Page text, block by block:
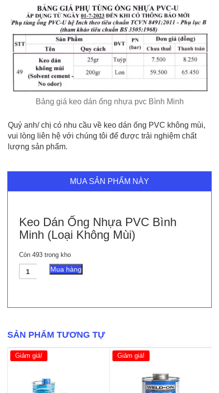
Bảng giá keo dán ống nhựa pvc Bình Minh
Quý anh/ chị có nhu cầu về keo dán ống PVC không mùi,
vui lòng liên hệ với chúng tôi để được trải nghiệm chất
lượng sản phẩm.
MUA SẢN PHẨM NÀY
Keo Dán Ống Nhựa PVC Bình
Minh (Loại Không Mùi)
Còn 493 trong kho
Keo
Dán
Không
Mùi)
số
Mua hàng
SẢN PHẨM TƯƠNG TỰ
Giảm giá! Giảm giá!